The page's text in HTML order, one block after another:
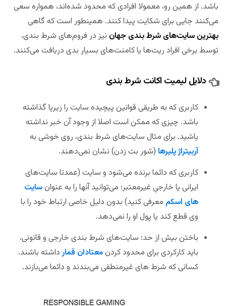
باشد. از همین رو، معمولا افرادی که محدود شده‌اند، همواره سعی
می‌کنند جایی برای شکایت پیدا کنند. همینطور است که گاهی
بهترین سایت‌های شرط بندی جهان نیز در فروم‌های شرط بندی،
توسط برخی افراد ریت‌ها یا کامنت‌های بسیار بدی دریافت می‌کنند.
دلایل لیمیت اکانت شرط بندی
کاربری که به طریقی قوانین پیچیده سایت را زیرپا گذاشته
باشد. چیزی که ممکن است اصلا از وجود آن خبر نداشته
یاشید. برای مثال سایت‌های شرط بندی، روی خوشی به
آربیتراژ پلیرها (شور بت زدن) نشان نمی‌دهند.
کاربری که دائما برنده می‌شود و سایت (عمدتا سایت‌های
ایرانی یا خارجیِ غیرمعتبر؛ می‌توانید آنها را به عنوانسایت
های اسکم معرفی کنید) بدون دلیل خاصی ارتباط خود را با
وی قطع کند یا پول او را نمی‌دهد.
باختن بیش از حد: سایت‌های شرط بندی خارجی و قانونی،
باید کارکردی برای محدود کردنمعتادان قمارداشته باشند.
کسانی که شرط های غیرمنطقی می‌بندند و دائما می‌بازند.